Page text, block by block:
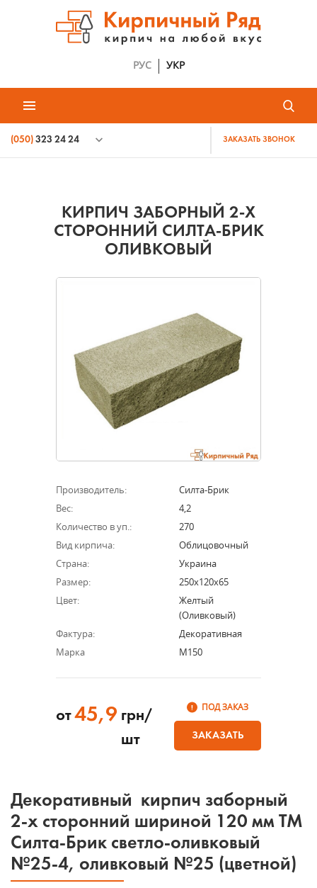
РУС УКР
(050) 323 24 24 ЗАКАЗАТЬ ЗВОНОК
КИРПИЧ ЗАБОРНЫЙ 2-Х
СТОРОННИЙ СИЛТА-БРИК
ОЛИВКОВЫЙ
Производитель:
Силта-Брик
Вес:
4,2
Количество в уп.:
270
Вид кирпича:
Облицовочный
Страна:
Украина
Размер:
250х120х65
Цвет:
Желтый
(оливковый)
Фактура:
Декоративная
Марка
М150
от45,9 грн/
шт
ПОД ЗАКАЗ
ЗАКАЗАТЬ
Декоративный кирпич заборный
2-х сторонний шириной 120 мм ТМ
Силта-Брик светло-оливковый
№25-4, оливковый №25 (цветной)